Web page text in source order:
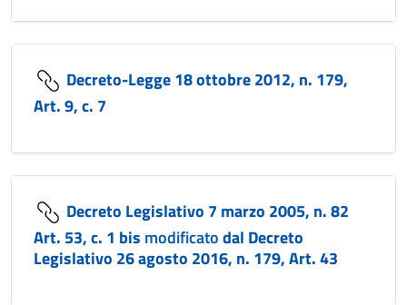
Decreto-Legge 18 ottobre 2012, n. 179,
Art. 9, c. 7
Decreto Legislativo 7 marzo 2005, n. 82
Art. 53, c. 1 bis modificatodal Decreto
Legislativo 26 agosto 2016, n. 179, Art. 43